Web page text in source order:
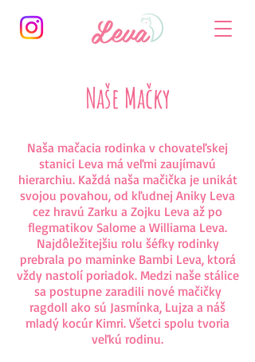
Naše Mačky
Naša mačacia rodinka v chovateľskej
stanici Leva má veľmi zaujímavú
hierarchiu. Každá naša mačička je unikát
svojou povahou, od kľudnej Aniky Leva
cez hravú Zarku a Zojku Leva až po
flegmatikov Salome a Williama Leva.
Najdôležitejšiu rolu šéfky rodinky
prebrala po maminke Bambi Leva, ktorá
vždy nastolí poriadok. Medzi naše stálice
sa postupne zaradili nové mačičky
ragdoll ako sú Jasmínka, Lujza a náš
mladý kocúr Kimri. Všetci spolu tvoria
veľkú rodinu.